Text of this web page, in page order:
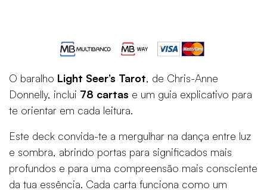
O baralho Light Seer’s Tarot, de Chris-Anne
Donnelly, inclui 78 cartas e um guia explicativo para
te orientar em cada leitura.
Este deck convida-te a mergulhar na dança entre luz
e sombra, abrindo portas para significados mais
profundos e para uma compreensão mais consciente
da tua essência. Cada carta funciona como um